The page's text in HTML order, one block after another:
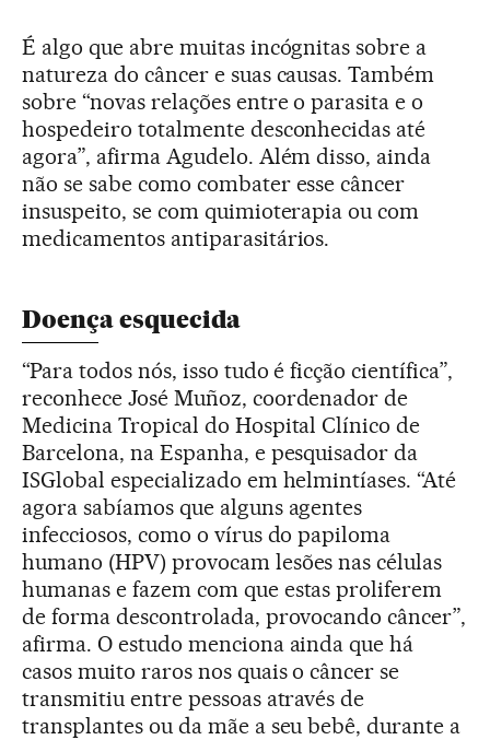
É algo que abre muitas incógnitas sobre a
natureza do câncer e suas causas. Também
sobre “novas relações entre o parasita e o
hospedeiro totalmente desconhecidas até
agora”, afirma Agudelo. Além disso, ainda
não se sabe como combater esse câncer
insuspeito, se com quimioterapia ou com
medicamentos antiparasitários.
Doença esquecida
“Para todos nós, isso tudo é ficção científica”,
reconhece José Muñoz, coordenador de
Medicina Tropical do Hospital Clínico de
Barcelona, na Espanha, e pesquisador da
ISGlobal especializado em helmintíases. “Até
agora sabíamos que alguns agentes
infecciosos, como o vírus do papiloma
humano (HPV) provocam lesões nas células
humanas e fazem com que estas proliferem
de forma descontrolada, provocando câncer”,
afirma. O estudo menciona ainda que há
casos muito raros nos quais o câncer se
transmitiu entre pessoas através de
transplantes ou da mãe a seu bebê, durante a